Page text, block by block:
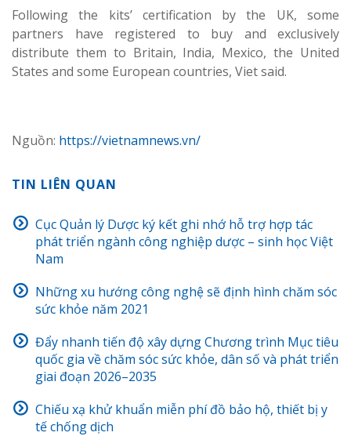
Following the kits’ certification by the UK, some
partners have registered to buy and exclusively
distribute them to Britain, India, Mexico, the United
States and some European countries, Viet said.
Nguồn: https://vietnamnews.vn/
TIN LIÊN QUAN
Cục Quản lý Dược ký kết ghi nhớ hỗ trợ hợp tác
phát triển ngành công nghiệp dược – sinh học Việt
Nam
Những xu hướng công nghệ sẽ định hình chăm sóc
sức khỏe năm 2021
Đẩy nhanh tiến độ xây dựng Chương trình Mục tiêu
quốc gia về chăm sóc sức khỏe, dân số và phát triển
giai đoạn 2026–2035
Chiếu xạ khử khuẩn miễn phí đồ bảo hộ, thiết bị y
tế chống dịch